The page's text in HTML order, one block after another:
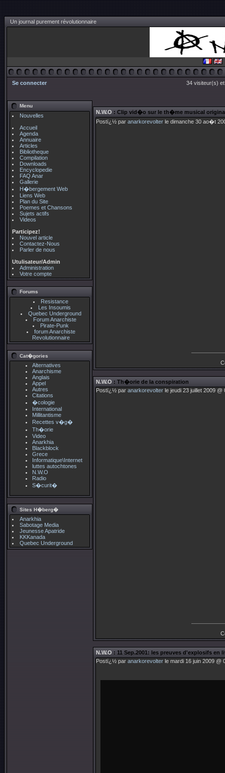
Un journal purement révolutionnaire
Se connecter 34 visiteur(s)
Menu
Nouvelles
Accueil
Agenda
Annuaire
Articles
Bibliotheque
Compilation
Downloads
Encyclopedie
FAQ Anar
Gallerie
H�bergement Web
Liens Web
Plan du Site
Poemes et Chansons
Sujets actifs
Videos
Participez!
Nouvel article
Contactez-Nous
Parler de nous
Utulisateur/Admin
Administration
Votre compte
Forums
Resistance
Les Insoumis
Quebec Underground
Forum Anarchiste
Pirate-Punk
forum Anarchiste
Revolutionnaire
Cat�gories
Alternatives
Anarchisme
Anglais
Appel
Autres
Citations
�cologie
International
Millitantisme
Recettes v�g�
Th�orie
Video
Anarkhia
Blackblock
Grece
Informatique\Internet
luttes autochtones
N.W.O
Radio
S�curit�
Sites H�berg�
Anarkhia
Sabotage Media
Jeunesse Apatride
KKKanada
Quebec Underground
N.W.O : Clip vid�o sur le th�me musical
Postï¿½ par anarkorevolter le dimanche 30 ao�t
N.W.O : Th�orie de la conspiration
Postï¿½ par anarkorevolter le jeudi 23 juillet 2009
N.W.O : 11 Sep.2001: les preuves d'explosifs en
Postï¿½ par anarkorevolter le mardi 16 juin 2009 @